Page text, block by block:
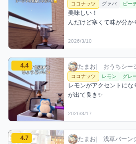
ココナッツ グァバ ピー
美味しい！
んだけど寒くて味が分か
2026/3/10
たまおのココナッツミックスを見る
4.4 たまお / おうちシ
たまお| おうちシー
利用フレーバー
ココナッツ レモン グレ
コメント
レモンがアクセントに
が出て良き✨
評価
2026/3/17
たまおのココナッツミックスを見る
4.7 たまお / お店シー
たまお| 浅草バーン
利用フレーバー
コメント
評価